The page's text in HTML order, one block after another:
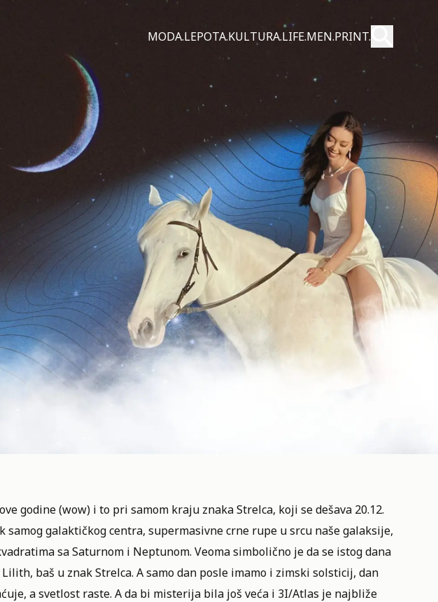
MODA.LEPOTA.KULTURA.LIFE.MEN.PRINT. Pretraži
godine (wow) i to pri samom kraju znaka Strelca, koji se dešava 20.12.
samog galaktičkog centra, supermasivne crne rupe u srcu naše galaksije,
sa Saturnom i Neptunom. Veoma simbolično je da se istog dana
baš u znak Strelca. A samo dan posle imamo i zimski solsticij, dan
a svetlost raste. A da bi misterija bila još veća i 3I/Atlas je najbliže